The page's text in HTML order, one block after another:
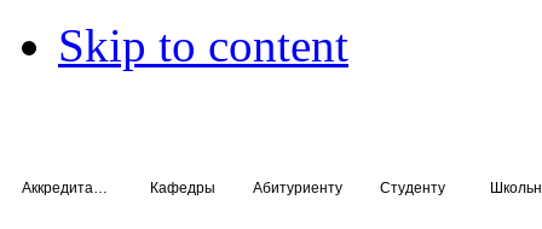
Skip to content
Кафедры Абитуриенту Студенту